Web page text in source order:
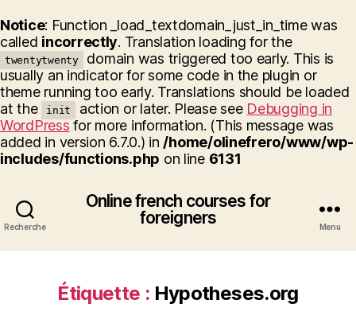
Notice: Function _load_textdomain_just_in_time was
called incorrectly. Translation loading for the
twentytwenty
domain was triggered too early. This is
usually an indicator for some code in the plugin or
theme running too early. Translations should be loaded
at the
init action or later. Please see Debugging in
WordPress for more information. (This message was
added in version 6.7.0.) in /home/olinefrero/www/wp-
includes/functions.php on line 6131
Recherche
Online french courses for
foreigners
Menu
Étiquette : Hypotheses.org